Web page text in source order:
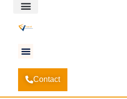
Contact
Accueil-Actualités
notre logiciel Innovation